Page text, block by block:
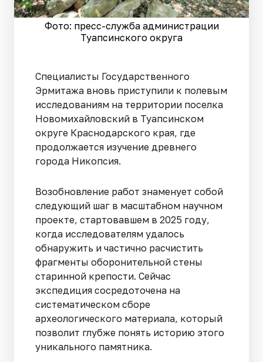
Фото: пресс-служба администрации
Туапсинского округа
Специалисты Государственного
Эрмитажа вновь приступили к полевым
исследованиям на территории поселка
Новомихайловский в Туапсинском
округе Краснодарского края, где
продолжается изучение древнего
города Никопсия.
Возобновление работ знаменует собой
следующий шаг в масштабном научном
проекте, стартовавшем в 2025 году,
когда исследователям удалось
обнаружить и частично расчистить
фрагменты оборонительной стены
старинной крепости. Сейчас
экспедиция сосредоточена на
систематическом сборе
археологического материала, который
позволит глубже понять историю этого
уникального памятника.